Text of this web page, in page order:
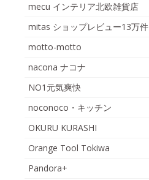
mecu インテリア北欧雑貨店
mitas ショップレビュー13万件
motto-motto
nacona ナコナ
NO1元気爽快
noconoco・キッチン
OKURU KURASHI
Orange Tool Tokiwa
Pandora+